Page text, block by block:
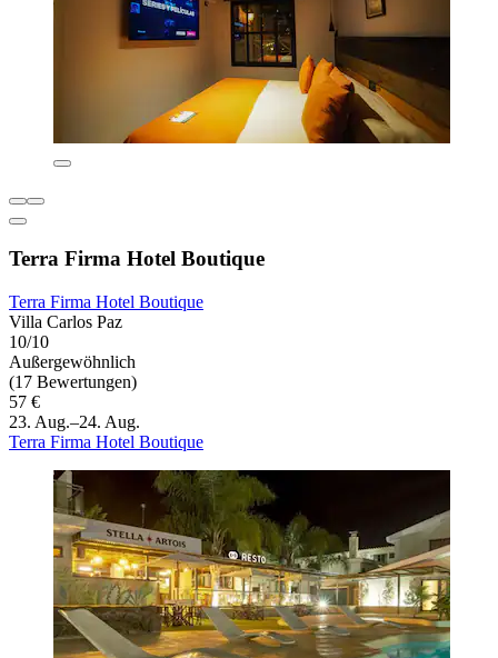
Terra Firma Hotel Boutique
Terra Firma Hotel Boutique
Villa Carlos Paz
10/10
Außergewöhnlich
(17 Bewertungen)
57 €
23. Aug.–24. Aug.
Terra Firma Hotel Boutique